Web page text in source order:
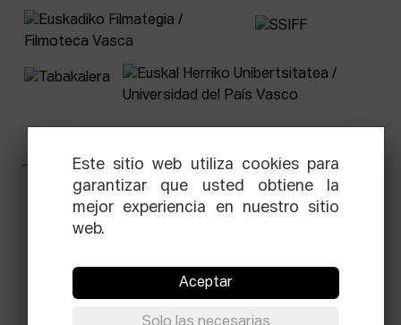
Facebook Instagram
© Elías Querejeta Zine Eskola 2026
20012 Donostia / San Sebastián
T.0034 943 545 005
info@zine-eskola.eus
Este sitio web utiliza cookies para
garantizar que usted obtiene la
mejor experiencia en nuestro sitio
web.
Aceptar